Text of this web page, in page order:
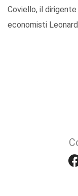
Coviello, il
economisti